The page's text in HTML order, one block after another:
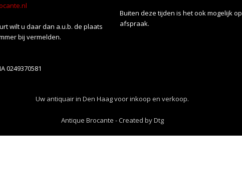
wilt u daar dan a.u.b. de plaats
bij vermelden.
0249370581
Buiten deze tijden is het ook mogelijk op
afspraak.
Uw antiquair in Den Haag voor inkoop en verkoop.
Antique Brocante -Created by Dtg